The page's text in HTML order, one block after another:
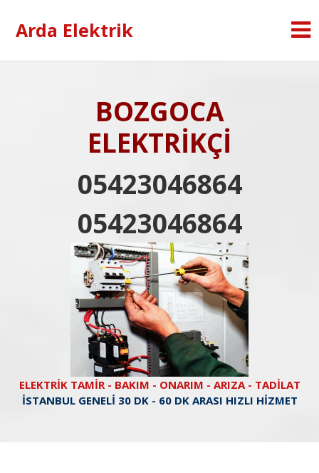
Arda Elektrik
BOZGOCA
ELEKTRİKÇİ
05423046864
05423046864
ELEKTRİK TAMİR - BAKIM - ONARIM - ARIZA - TADİLAT
İSTANBUL GENELİ 30 DK - 60 DK ARASI HIZLI HİZMET